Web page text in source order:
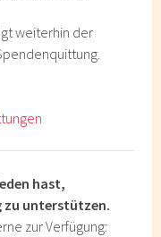
weiterhin der
hast,
zu unterstützen.
zur Verfügung: